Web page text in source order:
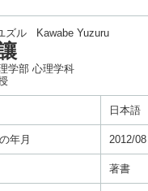
ズル Kawabe Yuzuru
学部 心理学科
日本語
年月 2012/08
著書